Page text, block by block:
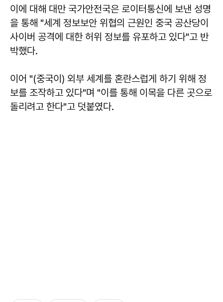
이에 대해 대만 국가안전국은 로이터통신에 보낸 성명
을 통해 "세계 정보보안 위협의 근원인 중국 공산당이
사이버 공격에 대한 허위 정보를 유포하고 있다"고 반
박했다.
이어 "(중국이) 외부 세계를 혼란스럽게 하기 위해 정
보를 조작하고 있다"며 "이를 통해 이목을 다른 곳으로
돌리려고 한다"고 덧붙였다.